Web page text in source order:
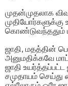
முதன்முதலாக
கொண்டுவந்ததும்
ஜாதி, மதத்தின்
அனுமதிக்கவே
ஜாதி
சமுதாயம்